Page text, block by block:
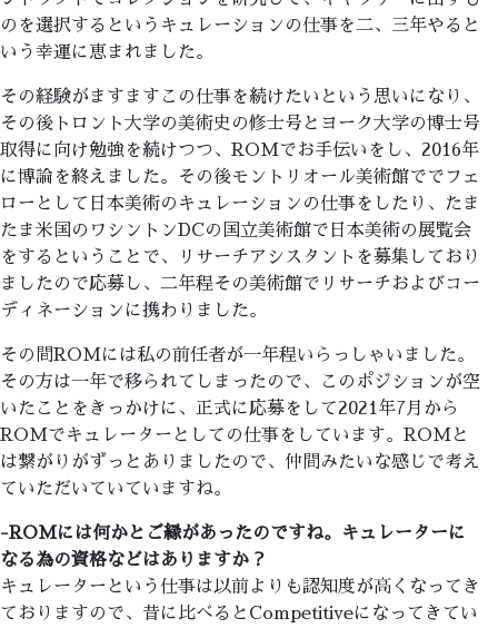
のを選択するというキュレーションの仕事を二、三年やると
いう幸運に恵まれました。
その経験がますますこの仕事を続けたいという思いになり、
その後トロント大学の美術史の修士号とヨーク大学の博士号
取得に向け勉強を続けつつ、ROMでお手伝いをし、2016年
に博論を終えました。その後モントリオール美術館ででフェ
ローとして日本美術のキュレーションの仕事をしたり、たま
たま米国のワシントンDCの国立美術館で日本美術の展覧会
をするということで、リサーチアシスタントを募集しており
ましたので応募し、二年程その美術館でリサーチおよびコー
ディネーションに携わりました。
その間ROMには私の前任者が一年程いらっしゃいました。
その方は一年で移られてしまったので、このポジションが空
いたことをきっかけに、正式に応募をして2021年7月から
ROMでキュレーターとしての仕事をしています。ROMと
は繋がりがずっとありましたので、仲間みたいな感じで考え
ていただいていていますね。
-ROMには何かとご縁があったのですね。キュレーターに
なる為の資格などはありますか？
キュレーターという仕事は以前よりも認知度が高くなってき
ておりますので、昔に比べるとCompetitiveになってきてい